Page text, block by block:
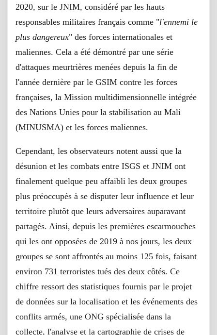
2020, sur le JNIM, considéré par les hauts
responsables militaires français comme "l'ennemi le
plus dangereux" des forces internationales et
maliennes. Cela a été démontré par une série
d'attaques meurtrières menées depuis la fin de
l'année dernière par le GSIM contre les forces
françaises, la Mission multidimensionnelle intégrée
des Nations Unies pour la stabilisation au Mali
(MINUSMA) et les forces maliennes.
Cependant, les observateurs notent aussi que la
désunion et les combats entre ISGS et JNIM ont
finalement quelque peu affaibli les deux groupes
plus préoccupés à se disputer leur influence et leur
territoire plutôt que leurs adversaires auparavant
partagés. Ainsi, depuis les premières escarmouches
qui les ont opposées de 2019 à nos jours, les deux
groupes se sont affrontés au moins 125 fois, faisant
environ 731 terroristes tués des deux côtés. Ce
chiffre ressort des statistiques fournis par le projet
de données sur la localisation et les événements des
conflits armés, une ONG spécialisée dans la
collecte, l'analyse et la cartographie de crises de